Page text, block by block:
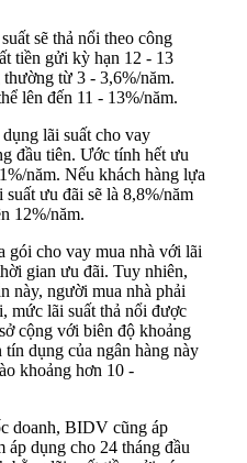
sẽ thả nổi theo công
tiền gửi kỳ hạn 12 - 13
từ 3 - 3,6%/năm.
lên đến 11 - 13%/năm.
lãi suất cho vay
đầu tiên. Ước tính hết ưu
năm. Nếu khách hàng lựa
ưu đãi sẽ là 8,8%/năm
12%/năm.
gói cho vay mua nhà với lãi
gian ưu đãi. Tuy nhiên,
này, người mua nhà phải
mức lãi suất thả nổi được
cộng với biên độ khoảng
dụng của ngân hàng này
khoảng hơn 10 -
doanh, BIDV cũng áp
áp dụng cho 24 tháng đầu